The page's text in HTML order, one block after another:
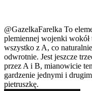
@GazelkaFarelka To
plemiennej wojenki
wszystko z A, co
odwrotnie. Jest jeszcze
przez A i B, mianowicie
gardzenie jednymi i
pietruszkę.